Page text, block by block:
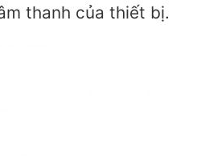
thanh của thiết bị.